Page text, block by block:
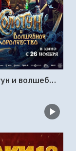
Колотун и волшебное королевство